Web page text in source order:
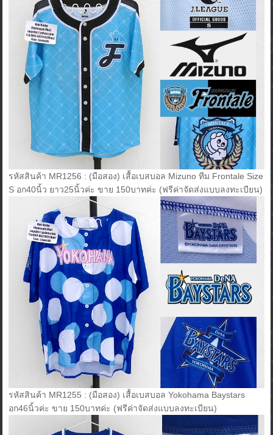
รหัสสินค้า MR1256 : (มือสอง) เสื้อเบสบอล Mizuno ทีม Frontale Size
S อก40นิ้ว ยาว25นิ้วค่ะ ขาย 150บาทค่ะ (ฟรีค่าจัดส่งแบบลงทะเบียน)
รหัสสินค้า MR1255 : (มือสอง) เสื้อเบสบอล Yokohama Baystars
อก46นิ้วค่ะ ขาย 150บาทค่ะ (ฟรีค่าจัดส่งแบบลงทะเบียน)